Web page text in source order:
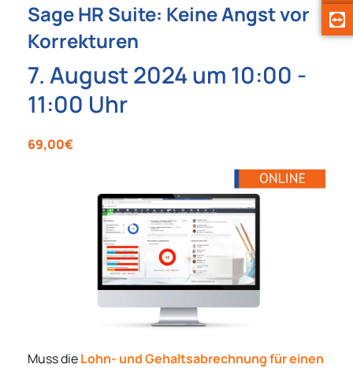
Sage HR Suite: Keine Angst vor
Korrekturen
7. August 2024 um 10:00 -
11:00
69,00€
Muss dieLohn- und Gehaltsabrechnung für einen